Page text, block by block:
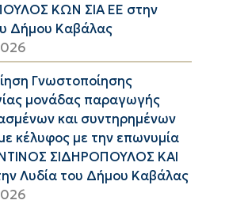
ΚΩΝ ΣΙΑ ΕΕ στην
Δήμου Καβάλας
Γνωστοποίησης
μονάδας παραγωγής
και συντηρημένων
κέλυφος με την επωνυμία
ΣΙΔΗΡΟΠΟΥΛΟΣ ΚΑΙ
Λυδία του Δήμου Καβάλας